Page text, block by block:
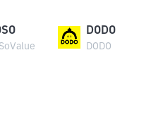
DODO
DODO